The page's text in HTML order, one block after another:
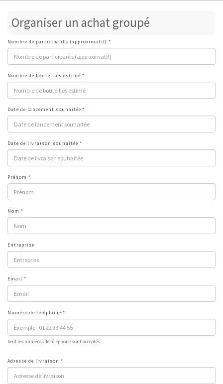
Organiser un achat groupé
Nombre de participants (approximatif)
Nombre de bouteilles estimé
Date de lancement souhaitée
Date de livraison souhaitée
Prénom
Nom
Entreprise
Email
Numéro de téléphone
Seul les numéros de téléphone sont acceptés
Adresse de livraison